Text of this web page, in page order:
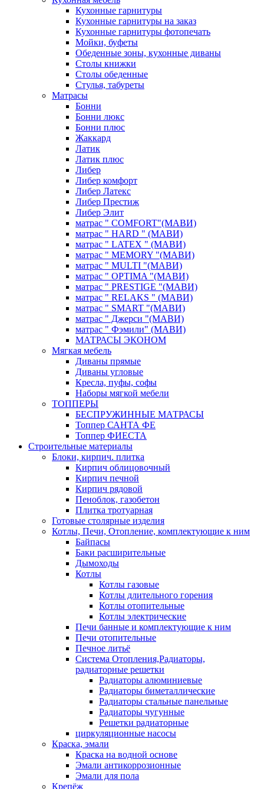
Кухонные гарнитуры
Кухонные гарнитуры на заказ
Кухонные гарнитуры фотопечать
Мойки, буфеты
Обеденные зоны, кухонные диваны
Столы книжки
Столы обеденные
Стулья, табуреты
Матрасы
Бонни
Бонни люкс
Бонни плюс
Жаккард
Латик
Латик плюс
Либер
Либер комфорт
Либер Латекс
Либер Престиж
Либер Элит
матрас " COMFORT"(МАВИ)
матрас " HARD " (МАВИ)
матрас " LATEX " (МАВИ)
матрас " MEMORY "(МАВИ)
матрас " MULTI "(МАВИ)
матрас " OPTIMA "(МАВИ)
матрас " PRESTIGE "(МАВИ)
матрас " RELAKS " (МАВИ)
матрас " SMART "(МАВИ)
матрас " Джерси "(МАВИ)
матрас " Фэмили" (МАВИ)
МАТРАСЫ ЭКОНОМ
Мягкая мебель
Диваны прямые
Диваны угловые
Кресла, пуфы, софы
Наборы мягкой мебели
ТОППЕРЫ
БЕСПРУЖИННЫЕ МАТРАСЫ
Топпер САНТА ФЕ
Топпер ФИЕСТА
Строительные материалы
Блоки, кирпич. плитка
Кирпич облицовочный
Кирпич печной
Кирпич рядовой
Пеноблок, газобетон
Плитка тротуарная
Готовые столярные изделия
Котлы, Печи, Отопление, комплектующие к ним
Байпасы
Баки расширительные
Дымоходы
Котлы
Котлы газовые
Котлы длительного горения
Котлы отопительные
Котлы электрические
Печи банные и комплектующие к ним
Печи отопительные
Печное литьё
Система Отопления,Радиаторы,
радиаторные решетки
Радиаторы алюминиевые
Радиаторы биметаллические
Радиаторы стальные панельные
Радиаторы чугунные
Решетки радиаторные
циркуляционные насосы
Краска, эмали
Краска на водной основе
Эмали антикоррозионные
Эмали для пола
Крепёж